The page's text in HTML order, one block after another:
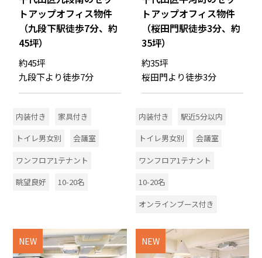
トアップオフィス物件
（九段下駅徒歩7分、約
45坪）
約45坪
九段下より徒歩7分
内装付き
家具付き
トイレ男女別
会議室
ワンフロア1テナント
眺望良好
10-20名
トアップオフィス物件
（桜田門駅徒歩3分、約
35坪）
約35坪
桜田門より徒歩3分
内装付き
駅近5分以内
トイレ男女別
会議室
ワンフロア1テナント
10-20名
オンラインブース付き
NEW NEW